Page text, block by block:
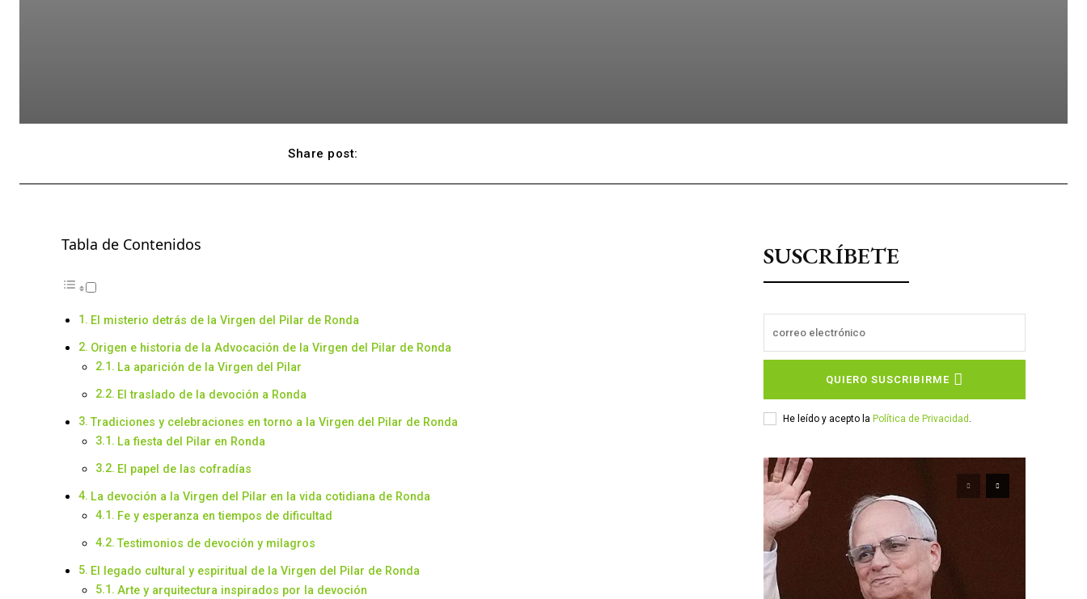
Share post:
Tabla de Contenidos
El misterio detrás de la Virgen del Pilar de Ronda
Origen e historia de la Advocación de la Virgen del Pilar de Ronda
La aparición de la Virgen del Pilar
El traslado de la devoción a Ronda
Tradiciones y celebraciones en torno a la Virgen del Pilar de Ronda
La fiesta del Pilar en Ronda
El papel de las cofradías
La devoción a la Virgen del Pilar en la vida cotidiana de Ronda
Fe y esperanza en tiempos de dificultad
Testimonios de devoción y milagros
El legado cultural y espiritual de la Virgen del Pilar de Ronda
Arte y arquitectura inspirados por la devoción
SUSCRÍBETE
QUIERO SUSCRIBIRME
He leído y acepto la Política de Privacidad